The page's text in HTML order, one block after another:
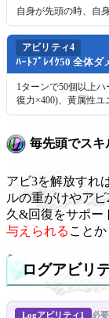
自身が先頭の時、自
アビリティ4
ﾊｰﾄﾌﾞﾚｲｸ50 全体ダ
1ターンで50個以上
復力×400)、黄属性ユ
毎先頭でスキ
アビ3を解放すれ
ルの重がけやア
久&回復をサポー
与えられる こと
ログアビリ
Logアビリティ1 必